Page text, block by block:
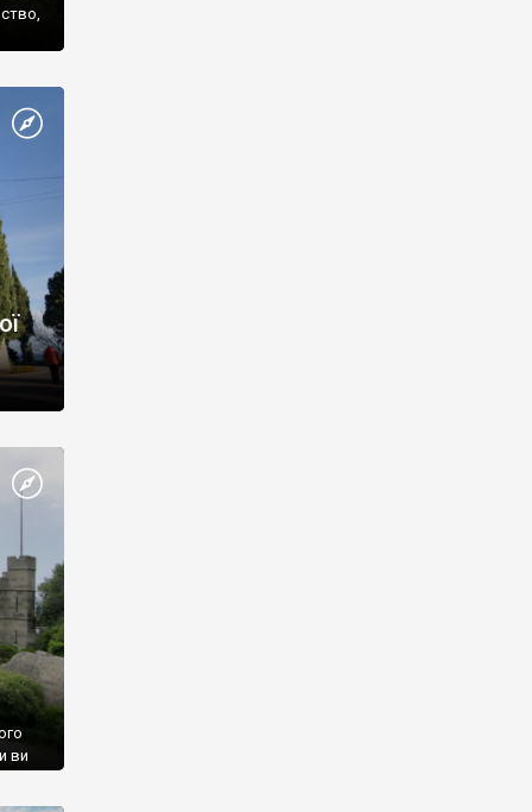
ви